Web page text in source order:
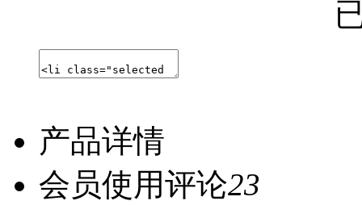
产品详情
会员使用评论23